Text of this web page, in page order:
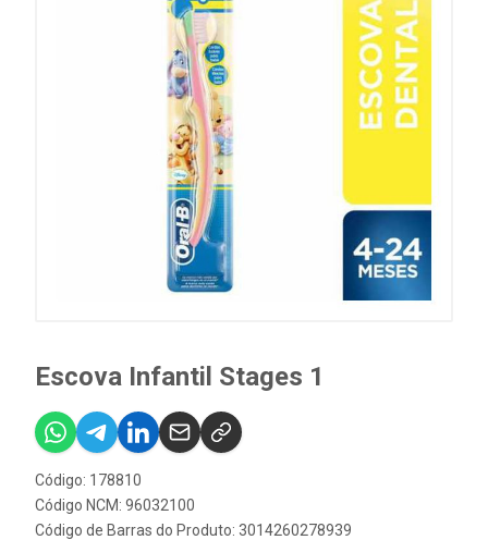
Escova Infantil Stages 1
Código: 178810
Código NCM: 96032100
Código de Barras do Produto: 3014260278939